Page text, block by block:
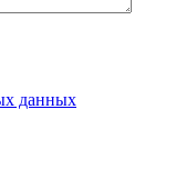
данных